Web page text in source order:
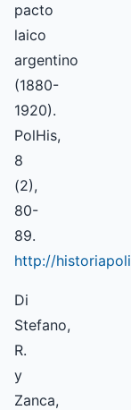
pacto
laico
argentino
(1880-
1920).
PolHis,
8
(2),
80-
89.
http://
Di
Stefano,
R.
y
Zanca,